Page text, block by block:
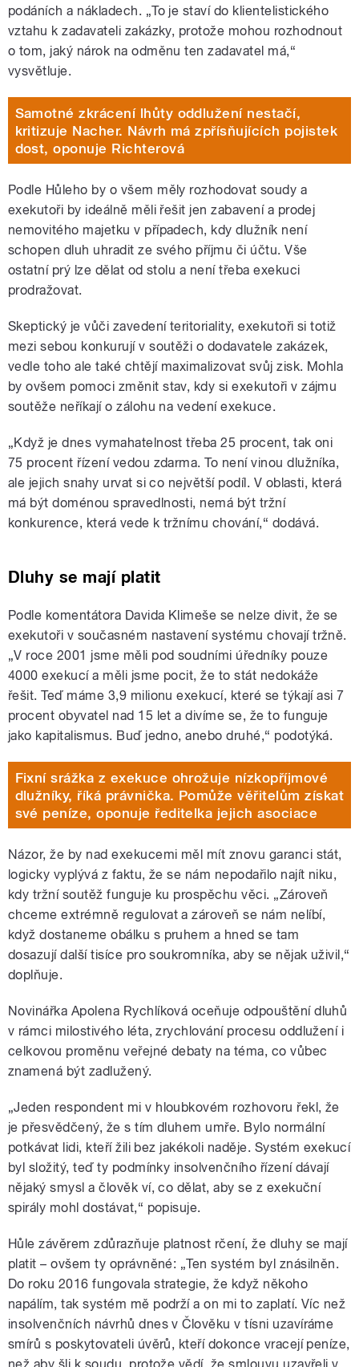
podáních a nákladech. „To je staví do klientelistického
vztahu k zadavateli zakázky, protože mohou rozhodnout
o tom, jaký nárok na odměnu ten zadavatel má,“
vysvětluje.
Samotné zkrácení lhůty oddlužení nestačí,
kritizuje Nacher. Návrh má zpřísňujících pojistek
dost, oponuje Richterová
Podle Hůleho by o všem měly rozhodovat soudy a
exekutoři by ideálně měli řešit jen zabavení a prodej
nemovitého majetku v případech, kdy dlužník není
schopen dluh uhradit ze svého příjmu či účtu. Vše
ostatní prý lze dělat od stolu a není třeba exekuci
prodražovat.
Skeptický je vůči zavedení teritoriality, exekutoři si totiž
mezi sebou konkurují v soutěži o dodavatele zakázek,
vedle toho ale také chtějí maximalizovat svůj zisk. Mohla
by ovšem pomoci změnit stav, kdy si exekutoři v zájmu
soutěže neříkají o zálohu na vedení exekuce.
„Když je dnes vymahatelnost třeba 25 procent, tak oni
75 procent řízení vedou zdarma. To není vinou dlužníka,
ale jejich snahy urvat si co největší podíl. V oblasti, která
má být doménou spravedlnosti, nemá být tržní
konkurence, která vede k tržnímu chování,“ dodává.
Dluhy se mají platit
Podle komentátora Davida Klimeše se nelze divit, že se
exekutoři v současném nastavení systému chovají tržně.
„V roce 2001 jsme měli pod soudními úředníky pouze
4000 exekucí a měli jsme pocit, že to stát nedokáže
řešit. Teď máme 3,9 milionu exekucí, které se týkají asi 7
procent obyvatel nad 15 let a divíme se, že to funguje
jako kapitalismus. Buď jedno, anebo druhé,“ podotýká.
Fixní srážka z exekuce ohrožuje nízkopříjmové
dlužníky, říká právnička. Pomůže věřitelům získat
své peníze, oponuje ředitelka jejich asociace
Názor, že by nad exekucemi měl mít znovu garanci stát,
logicky vyplývá z faktu, že se nám nepodařilo najít niku,
kdy tržní soutěž funguje ku prospěchu věci. „Zároveň
chceme extrémně regulovat a zároveň se nám nelíbí,
když dostaneme obálku s pruhem a hned se tam
dosazují další tisíce pro soukromníka, aby se nějak uživil,“
doplňuje.
Novinářka Apolena Rychlíková oceňuje odpouštění dluhů
v rámci milostivého léta, zrychlování procesu oddlužení i
celkovou proměnu veřejné debaty na téma, co vůbec
znamená být zadlužený.
„Jeden respondent mi v hloubkovém rozhovoru řekl, že
je přesvědčený, že s tím dluhem umře. Bylo normální
potkávat lidi, kteří žili bez jakékoli naděje. Systém exekucí
byl složitý, teď ty podmínky insolvenčního řízení dávají
nějaký smysl a člověk ví, co dělat, aby se z exekuční
spirály mohl dostávat,“ popisuje.
Hůle závěrem zdůrazňuje platnost rčení, že dluhy se mají
platit – ovšem ty oprávněné: „Ten systém byl znásilněn.
Do roku 2016 fungovala strategie, že když někoho
napálím, tak systém mě podrží a on mi to zaplatí. Víc než
insolvenčních návrhů dnes v Člověku v tísni uzavíráme
smírů s poskytovateli úvěrů, kteří dokonce vracejí peníze,